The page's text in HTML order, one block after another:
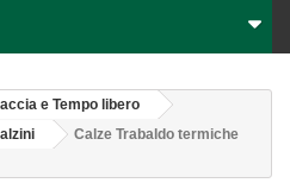
e Tempo libero
Calze Trabaldo termiche